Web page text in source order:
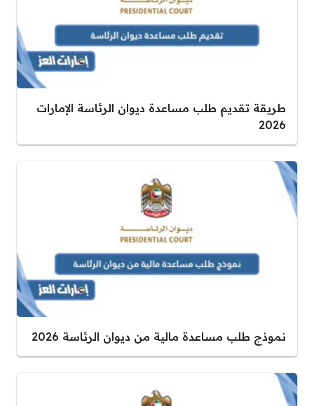
طريقة تقديم طلب مساعدة ديوان الرئاسة الإمارات
2026
نموذج طلب مساعدة مالية من ديوان الرئاسة 2026